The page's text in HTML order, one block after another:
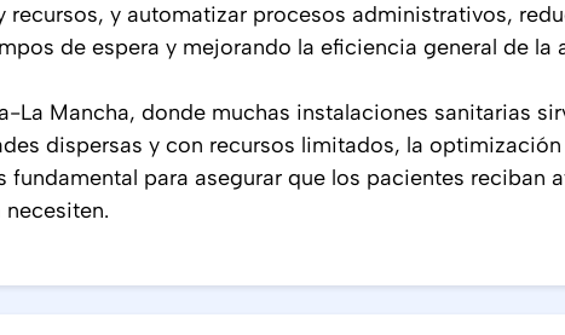
recursos, y automatizar procesos administrativos,
de espera y mejorando la eficiencia general de la
La Mancha, donde muchas instalaciones sanitarias
dispersas y con recursos limitados, la optimización
fundamental para asegurar que los pacientes reciban